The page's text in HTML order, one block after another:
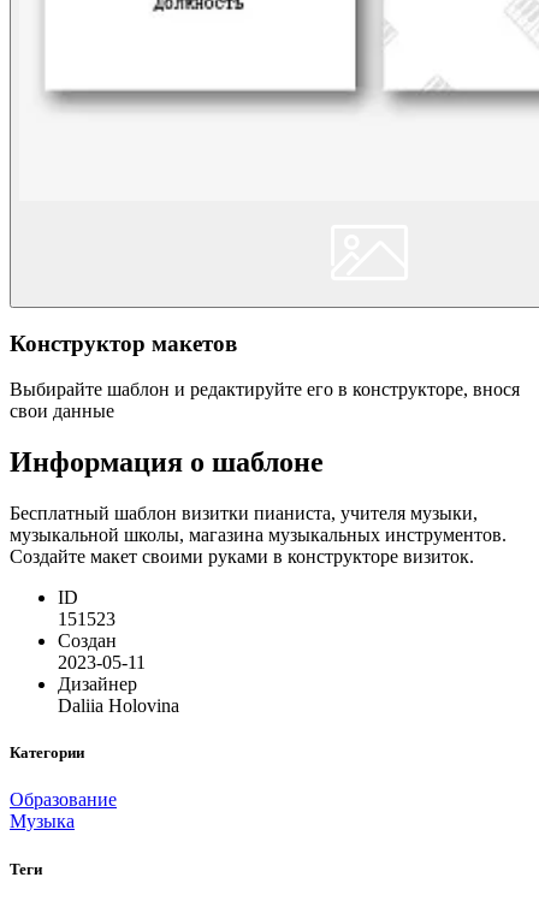
Конструктор макетов
Выбирайте шаблон и редактируйте его в конструкторе, внося
свои данные
Информация о шаблоне
Бесплатный шаблон визитки пианиста, учителя музыки,
музыкальной школы, магазина музыкальных инструментов.
Создайте макет своими руками в конструкторе визиток.
ID
151523
Создан
2023-05-11
Дизайнер
Daliia Holovina
Категории
Образование
Музыка
Теги